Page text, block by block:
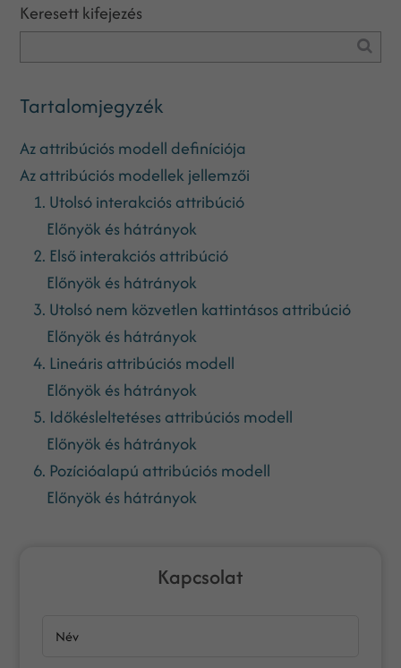
Keresett kifejezés
Tartalomjegyzék
Az attribúciós modell definíciója
Az attribúciós modellek jellemzői
1. Utolsó interakciós attribúció
Előnyök és hátrányok
2. Első interakciós attribúció
Előnyök és hátrányok
3. Utolsó nem közvetlen kattintásos attribúció
Előnyök és hátrányok
4. Lineáris attribúciós modell
Előnyök és hátrányok
5. Időkésleltetéses attribúciós modell
Előnyök és hátrányok
6. Pozícióalapú attribúciós modell
Előnyök és hátrányok
Kapcsolat
Név